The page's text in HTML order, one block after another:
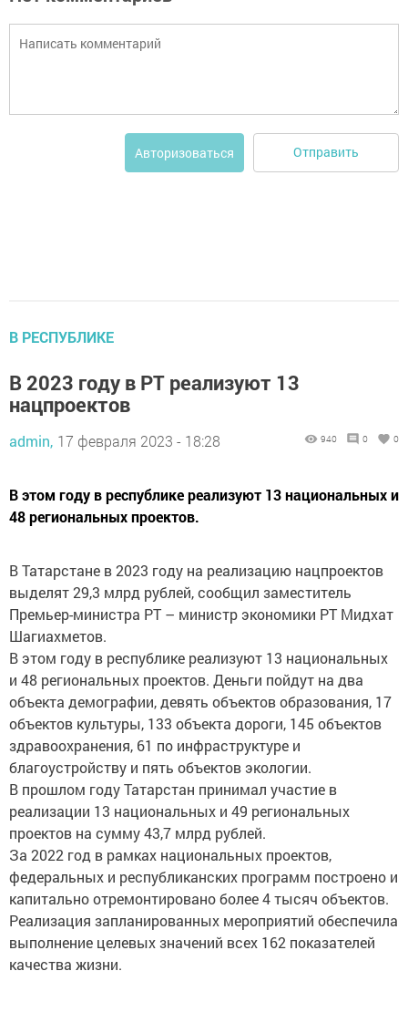
Авторизоваться Отправить
В РЕСПУБЛИКЕ
В 2023 году в РТ реализуют 13
нацпроектов
admin, 17 февраля 2023 - 18:28 940 0 0
В этом году в республике реализуют 13 национальных и
48 региональных проектов.
В Татарстане в 2023 году на реализацию нацпроектов
выделят 29,3 млрд рублей, сообщил заместитель
Премьер-министра РТ – министр экономики РТ Мидхат
Шагиахметов.
В этом году в республике реализуют 13 национальных
и 48 региональных проектов. Деньги пойдут на два
объекта демографии, девять объектов образования, 17
объектов культуры, 133 объекта дороги, 145 объектов
здравоохранения, 61 по инфраструктуре и
благоустройству и пять объектов экологии.
В прошлом году Татарстан принимал участие в
реализации 13 национальных и 49 региональных
проектов на сумму 43,7 млрд рублей.
За 2022 год в рамках национальных проектов,
федеральных и республиканских программ построено и
капитально отремонтировано более 4 тысяч объектов.
Реализация запланированных мероприятий обеспечила
выполнение целевых значений всех 162 показателей
качества жизни.